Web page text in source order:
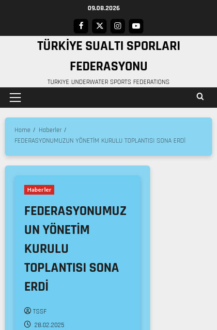
09.08.2026
TÜRKİYE SUALTI SPORLARI
FEDERASYONU
TURKIYE UNDERWATER SPORTS FEDERATIONS
Home
Haberler
FEDERASYONUMUZUN YÖNETİM KURULU TOPLANTISI SONA ERDİ
Haberler
FEDERASYONUMUZ
UN YÖNETİM
KURULU
TOPLANTISI SONA
ERDİ
TSSF
28.02.2025